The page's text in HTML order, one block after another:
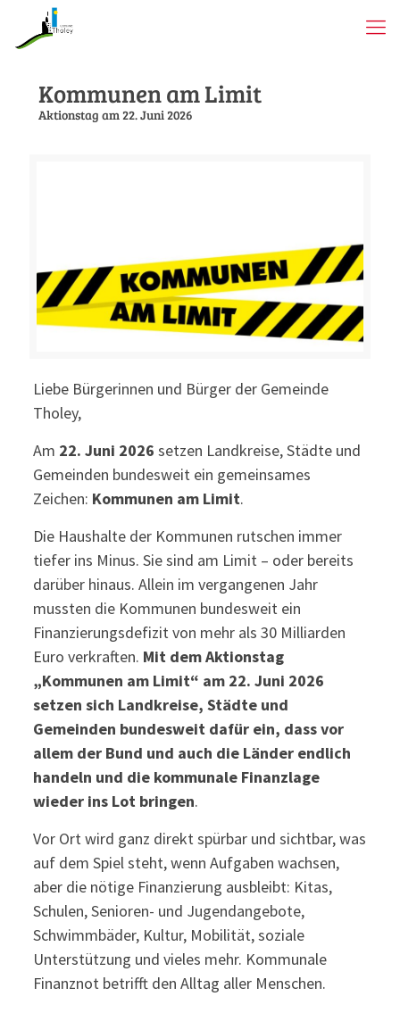
Kommunen am Limit
Aktionstag am 22. Juni 2026
Liebe Bürgerinnen und Bürger der Gemeinde
Tholey,
Am 22. Juni 2026 setzen Landkreise, Städte und
Gemeinden bundesweit ein gemeinsames
Zeichen: Kommunen am Limit.
Die Haushalte der Kommunen rutschen immer
tiefer ins Minus. Sie sind am Limit – oder bereits
darüber hinaus. Allein im vergangenen Jahr
mussten die Kommunen bundesweit ein
Finanzierungsdefizit von mehr als 30 Milliarden
Euro verkraften. Mit dem Aktionstag
„Kommunen am Limit“ am 22. Juni 2026
setzen sich Landkreise, Städte und
Gemeinden bundesweit dafür ein, dass vor
allem der Bund und auch die Länder endlich
handeln und die kommunale Finanzlage
wieder ins Lot bringen.
Vor Ort wird ganz direkt spürbar und sichtbar, was
auf dem Spiel steht, wenn Aufgaben wachsen,
aber die nötige Finanzierung ausbleibt: Kitas,
Schulen, Senioren- und Jugendangebote,
Schwimmbäder, Kultur, Mobilität, soziale
Unterstützung und vieles mehr. Kommunale
Finanznot betrifft den Alltag aller Menschen.